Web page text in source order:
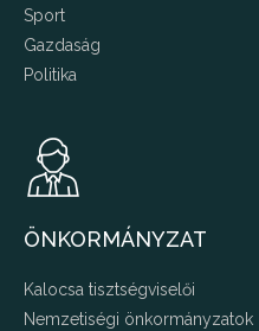
Sport
Gazdaság
Politika
ÖNKORMÁNYZAT
Kalocsa tisztségviselői
Nemzetiségi önkormányzatok